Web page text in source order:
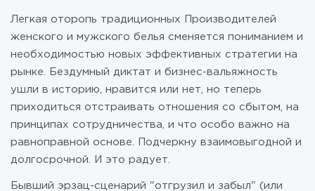
Легкая оторопь традиционных Производителей
женского и мужского белья сменяется пониманием и
необходимостью новых эффективных стратегии на
рынке. Бездумный диктат и бизнес-вальяжность
ушли в историю, нравится или нет, но теперь
приходиться отстраивать отношения со сбытом, на
принципах сотрудничества, и что особо важно на
равноправной основе. Подчеркну взаимовыгодной и
долгосрочной. И это радует.
Бывший эрзац-сценарий "отгрузил и забыл" (или